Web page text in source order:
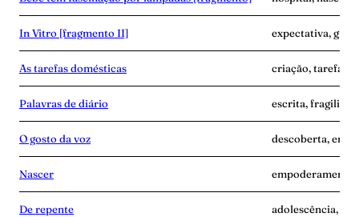
In Vitro [fragmento II] expectativa,
As tarefas domésticas criação, tarefa,
Palavras de diário escrita,
O gosto da voz descoberta,
Nascer
De repente adolescência,